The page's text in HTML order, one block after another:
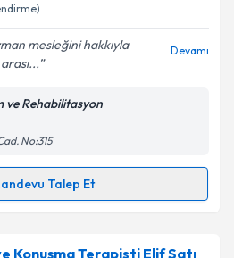
işlenmesine ilişkin
kabul ediyorum.
Talebini Gönder
mesleğini hakkıyla
Devamı
ve Rehabilitasyon
No:315
Talep Et
Talebi
Nebahat Nur Demiriçin
Konuşma Terapisti Elif Satı